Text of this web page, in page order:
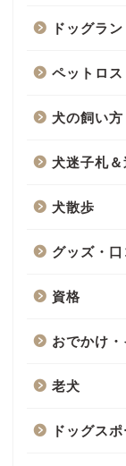
ドッグラ
ペットロス
犬の飼い方
犬迷子札＆
犬散歩
グッズ・口
資格
おでかけ・
老犬
ドッグス